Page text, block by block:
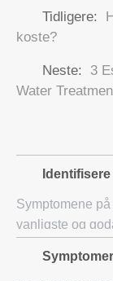
Tidligere:
koste?
Neste:
3
Water
Symptomene
vanligste og
kontakte lege